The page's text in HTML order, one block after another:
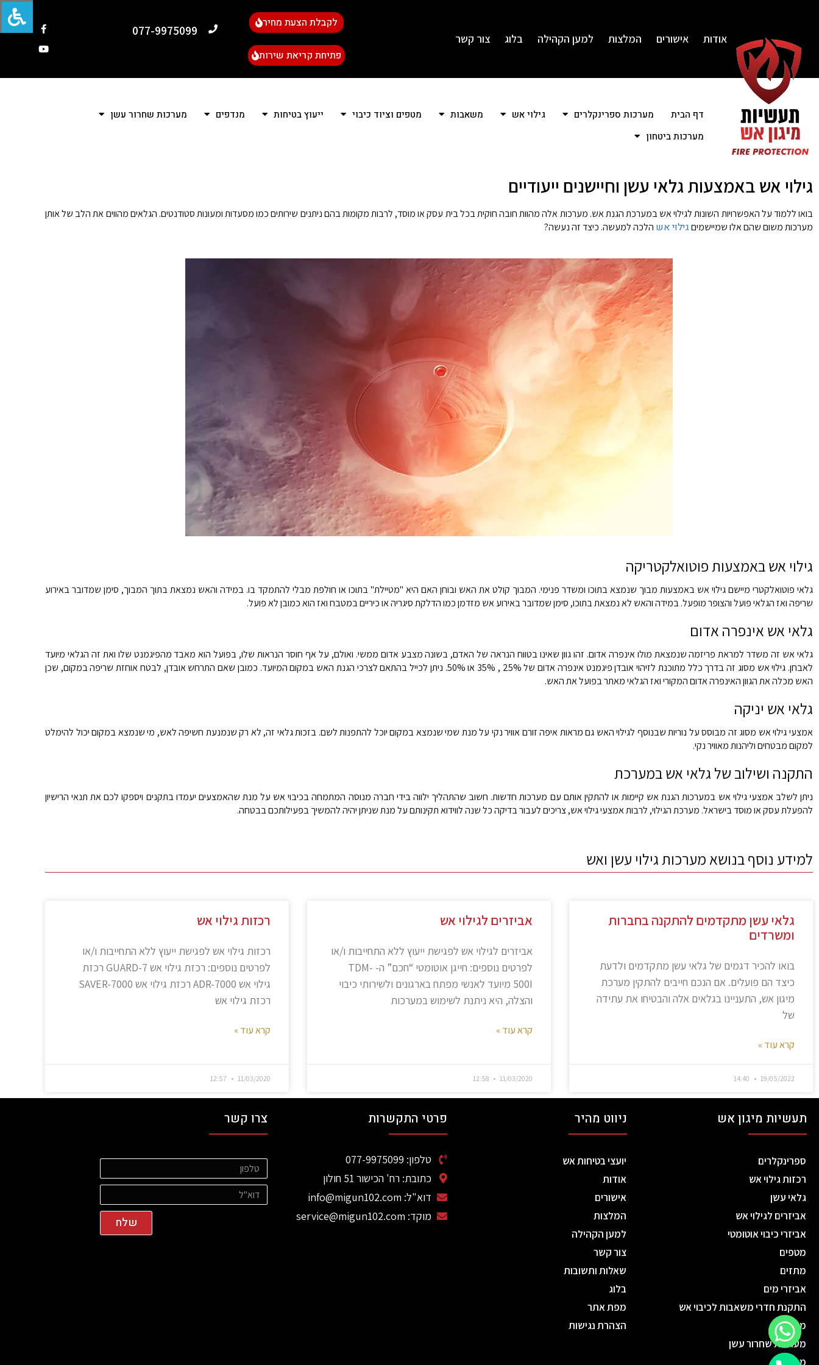
אודות אישורים המלצות למען הקהילה בלוג צור קשר
לקבלת הצעת מחיר
פתיחת קריאת שירות
077-9975099
דף הבית מערכות ספרינקלרים גילוי אש משאבות מטפים וציוד כיבוי ייעוץ בטיחות מנדפים
מערכות שחרור עשן
מערכות ביטחון
גילוי אש באמצעות גלאי עשן וחיישנים ייעודיים
בואו ללמוד על האפשרויות השונות לגילוי אש במערכת הגנת אש. מערכות אלה מהוות חובה חוקית בכל בית עסק או מוסד, לרבות מקומות בהם ניתנים שירותים כמו מסעדות ומעונות סטודנטים. הגלאים מהווים את הלב של אותן
מערכות משום שהם אלו שמיישמיםגילוי אש הלכה למעשה. כיצד זה נעשה?
גילוי אש באמצעות פוטואלקטריקה
גלאי פוטואלקטרי מיישם גילוי אש באמצעות מבוך שנמצא בתוכו ומשדר פנימי. המבוך קולט את האש ובוחן האם היא "מטיילת" בתוכו או חולפת מבלי להתמקד בו. במידה והאש נמצאת בתוך המבוך, סימן שמדובר באירוע
שריפה ואז הגלאי פועל והצופר מופעל. במידה והאש לא נמצאת בתוכו, סימן שמדובר באירוע אש מזדמן כמו הדלקת סיגריה או כיריים במטבח ואז הוא כמובן לא פועל.
גלאי אש אינפרה אדום
גלאי אש זה משדר למראת פריזמה שנמצאת מולו אינפרה אדום. זהו גוון שאינו בטווח הנראה של האדם, בשונה מצבע אדום ממשי. ואולם, על אף חוסר הנראות שלו, בפועל הוא מאבד מהפיגמנט שלו ואת זה הגלאי מיועד
לאבחן. גילוי אש מסוג זה בדרך כלל מתוכנת לזיהוי אובדן פיגמנט אינפרה אדום של 25% , 35% או 50%. ניתן לכייל בהתאם לצרכי הגנת האש במקום המיועד. כמובן שאם התרחש אובדן, לבטח אוחזת שריפה במקום, שכן
האש מכלה את הגוון האינפרה אדום המקורי ואז הגלאי מאתר בפועל את האש.
גלאי אש יניקה
אמצעי גילוי אש מסוג זה מבוסס על נוריות שבנוסף לגילוי האש גם מראות איפה זורם אוויר נקי על מנת שמי שנמצא במקום יוכל להתפנות לשם. בזכות גלאי זה, לא רק שנמנעת חשיפה לאש, מי שנמצא במקום יכול להימלט
למקום מבטחים וליהנות מאוויר נקי.
התקנה ושילוב של גלאי אש במערכת
ניתן לשלב אמצעי גילוי אש במערכות הגנת אש קיימות או להתקין אותם עם מערכות חדשות. חשוב שהתהליך ילווה בידי חברה מנוסה המתמחה בכיבוי אש על מנת שהאמצעים יעמדו בתקנים ויספקו לכם את תנאי הרישיון
להפעלת עסק או מוסד בישראל. מערכת הגילוי, לרבות אמצעי גילוי אש, צריכים לעבור בדיקה כל שנה לווידוא תקינותם על מנת שניתן יהיה להמשיך בפעילותכם בבטחה.
למידע נוסף בנושא מערכות גילוי עשן ואש
גלאי עשן מתקדמים להתקנה בחברות
ומשרדים
בואו להכיר דגמים של גלאי עשן מתקדמים ולדעת
כיצד הם פועלים. אם הנכם חייבים להתקין מערכת
מיגון אש, התעניינו בגלאים אלה והבטיחו את עתידה
של
קרא עוד »
19/05/2022
אביזרים לגילוי אש
אביזרים לגילוי אש לפגישת ייעוץ ללא התחייבות ו/או
לפרטים נוספים: חייגן אוטומטי “חכם” ה- TDM-
500I מיועד לאנשי מפתח בארגונים ולשירותי כיבוי
והצלה, היא ניתנת לשימוש במערכות
קרא עוד »
11/03/2020
רכזות גילוי אש
רכזות גילוי אש לפגישת ייעוץ ללא התחייבות ו/או
לפרטים נוספים: רכזת גילוי אש GUARD-7 רכזת
גילוי אש ADR-7000 רכזת גילוי אש SAVER-7000
רכזת גילוי אש
קרא עוד »
11/03/2020
תעשיות מיגון אש
ספרינקלרים
רכזות גילוי אש
גלאי עשן
אביזרים לגילוי אש
אביזרי כיבוי אוטומטי
מטפים
מתזים
אביזרי מים
התקנת חדרי משאבות לכיבוי אש
מנדפים
מערכות שחרור עשן
מפוחים
ניווט מהיר
יועצי בטיחות אש
אודות
אישורים
המלצות
למען הקהילה
צור קשר
שאלות ותשובות
בלוג
מפת אתר
הצהרת נגישות
פרטי התקשרות
טלפון: 077-9975099
כתובת: רח' הכישור 51 חולון
דוא"ל: info@migun102.com
מוקד: service@migun102.com
צרו קשר
שלח